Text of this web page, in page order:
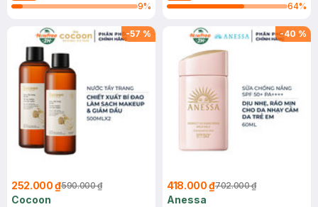
9%
64%
-57 %
252.000 ₫590.000 ₫
Cocoon
-40 %
418.000 ₫702.000 ₫
Anessa